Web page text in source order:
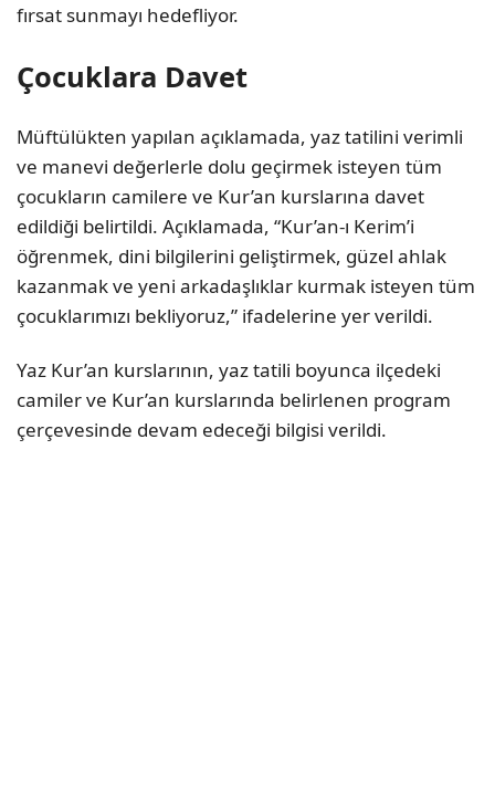
fırsat sunmayı hedefliyor.
Çocuklara Davet
Müftülükten yapılan açıklamada, yaz tatilini verimli
ve manevi değerlerle dolu geçirmek isteyen tüm
çocukların camilere ve Kur’an kurslarına davet
edildiği belirtildi. Açıklamada, “Kur’an-ı Kerim’i
öğrenmek, dini bilgilerini geliştirmek, güzel ahlak
kazanmak ve yeni arkadaşlıklar kurmak isteyen tüm
çocuklarımızı bekliyoruz,” ifadelerine yer verildi.
Yaz Kur’an kurslarının, yaz tatili boyunca ilçedeki
camiler ve Kur’an kurslarında belirlenen program
çerçevesinde devam edeceği bilgisi verildi.